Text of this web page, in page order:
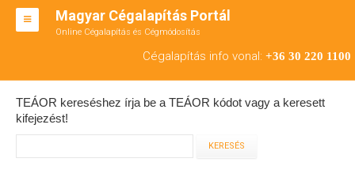
Magyar Cégalapítás Portál
Online Cégalapítás és Cégmódosítás
Cégalapítás info vonal: +36 30 220 1100
BT ALAPÍTÁS
RT ALAPÍTÁS
TEÁOR kereséshez írja be a TEÁOR kódot vagy a keresett
kifejezést!